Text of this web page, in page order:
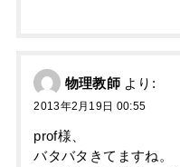
物理教師 より:
2013年2月19日 00:55
prof様、
バタバタきてますね。